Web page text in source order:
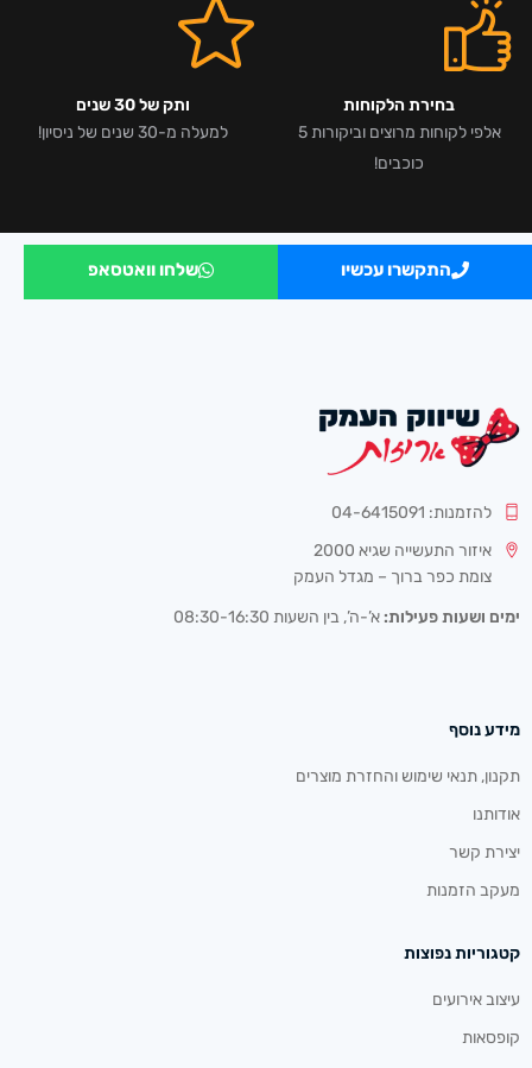
בחירת הלקוחות
אלפי לקוחות מרוצים וביקורות 5
כוכבים!
ותק של 30 שנים
למעלה מ-30 שנים של ניסיון!
התקשרו עכשיו שלחו וואטסאפ
להזמנות: 04-6415091
איזור התעשייה שגיא 2000
צומת כפר ברוך – מגדל העמק
ימים ושעות פעילות: א’-ה’, בין השעות 08:30-16:30
מידע נוסף
תקנון, תנאי שימוש והחזרת מוצרים
אודותנו
יצירת קשר
מעקב הזמנות
קטגוריות נפוצות
עיצוב אירועים
קופסאות